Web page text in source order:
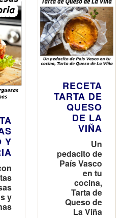
Y
y
RECETA
TARTA DE
QUESO
DE LA
VIÑA
Un
pedacito de
País Vasco
en tu
cocina,
Tarta de
Queso de
La Viña